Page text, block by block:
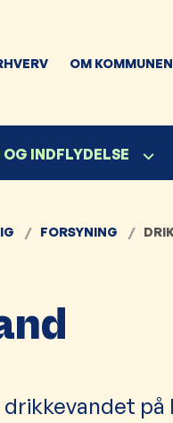
OM KOMMUNEN
INDFLYDELSE
FORSYNING
på